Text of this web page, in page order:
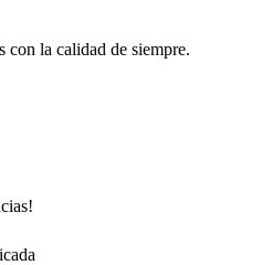
la calidad de siempre.